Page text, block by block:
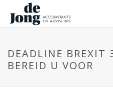
DEADLINE BREXIT
BEREID U VOOR